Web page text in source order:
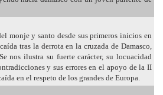
monje y santo desde sus primeros inicios en
tras la derrota en la cruzada de Damasco,
nos ilustra su fuerte carácter, su locuacidad
y sus errores en el apoyo de la II
en el respeto de los grandes de Europa.